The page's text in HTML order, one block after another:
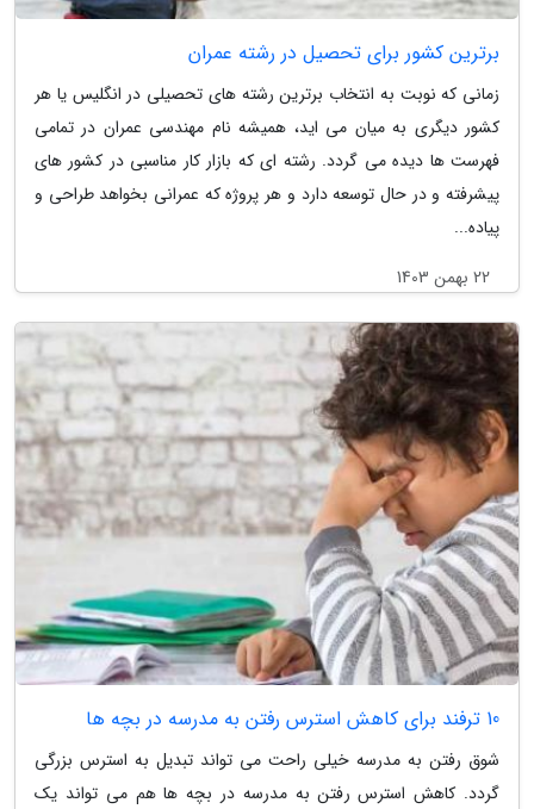
برترین کشور برای تحصیل در رشته عمران
زمانی که نوبت به انتخاب برترین رشته های تحصیلی در انگلیس یا هر
کشور دیگری به میان می اید، همیشه نام مهندسی عمران در تمامی
فهرست ها دیده می گردد. رشته ای که بازار کار مناسبی در کشور های
پیشرفته و در حال توسعه دارد و هر پروژه که عمرانی بخواهد طراحی و
پیاده...
22 بهمن 1403
10 ترفند برای کاهش استرس رفتن به مدرسه در بچه ها
شوق رفتن به مدرسه خیلی راحت می تواند تبدیل به استرس بزرگی
گردد. کاهش استرس رفتن به مدرسه در بچه ها هم می تواند یک